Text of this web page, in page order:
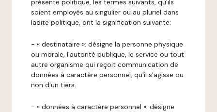
présente politique, les termes suivants, qu'ils
soient employés au singulier ou au pluriel dans
ladite politique, ont la signification suivante:
- « destinataire »: désigne la personne physique
ou morale, l'autorité publique, le service ou tout
autre organisme qui reçoit communication de
données à caractère personnel, qu'il s'agisse ou
non d'un tiers.
- « données à caractère personnel »: désigne